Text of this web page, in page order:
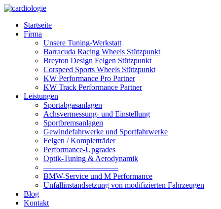
Startseite
Firma
Unsere Tuning-Werkstatt
Barracuda Racing Wheels Stützpunkt
Breyton Design Felgen Stützpunkt
Corspeed Sports Wheels Stützpunkt
KW Performance Pro Partner
KW Track Performance Partner
Leistungen
Sportabgasanlagen
Achsvermessung- und Einstellung
Sportbremsanlagen
Gewindefahrwerke und Sportfahrwerke
Felgen / Kompletträder
Performance-Upgrades
Optik-Tuning & Aerodynamik
—————————–
BMW-Service und M Performance
Unfallinstandsetzung von modifizierten Fahrzeugen
Blog
Kontakt